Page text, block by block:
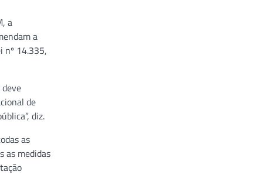
a
a
nº 14.335,
de
diz.
as
as medidas